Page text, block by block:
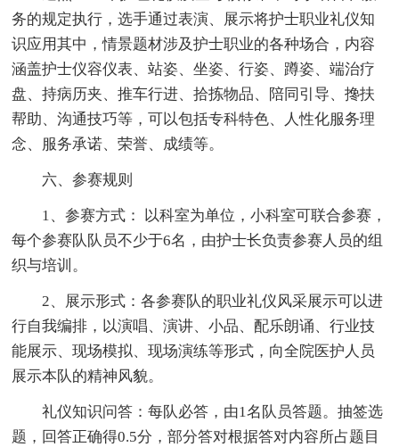
务的规定执行，选手通过表演、展示将护士职业礼仪知
识应用其中，情景题材涉及护士职业的各种场合，内容
涵盖护士仪容仪表、站姿、坐姿、行姿、蹲姿、端治疗
盘、持病历夹、推车行进、拾拣物品、陪同引导、搀扶
帮助、沟通技巧等，可以包括专科特色、人性化服务理
念、服务承诺、荣誉、成绩等。
六、参赛规则
1、参赛方式： 以科室为单位，小科室可联合参赛，
每个参赛队队员不少于6名，由护士长负责参赛人员的组
织与培训。
2、展示形式：各参赛队的职业礼仪风采展示可以进
行自我编排，以演唱、演讲、小品、配乐朗诵、行业技
能展示、现场模拟、现场演练等形式，向全院医护人员
展示本队的精神风貌。
礼仪知识问答：每队必答，由1名队员答题。抽签选
题，回答正确得0.5分，部分答对根据答对内容所占题目